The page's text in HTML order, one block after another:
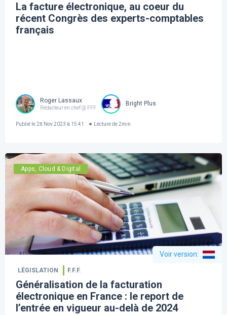
La facture électronique, au coeur du
récent Congrès des experts-comptables
français
Roger Lassaux
Rédacteur en chef @ FFF
Bright Plus
Publié le28 Nov 2023 à 15:41 Lecture de 2min
Apps, Cloud & Digital
Voir version:
LÉGISLATION F.F.F.
Généralisation de la facturation
électronique en France : le report de
l’entrée en vigueur au-delà de 2024